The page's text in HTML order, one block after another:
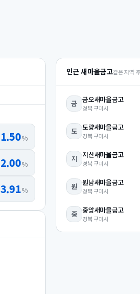
1.50%
2.00%
3.91%
인근 새마을금고같은 지역
금 금오새마을금고
경북 구미시
도 도량새마을금고
경북 구미시
지 지산새마을금고
경북 구미시
원 원남새마을금고
경북 구미시
중 중앙새마을금고
경북 구미시